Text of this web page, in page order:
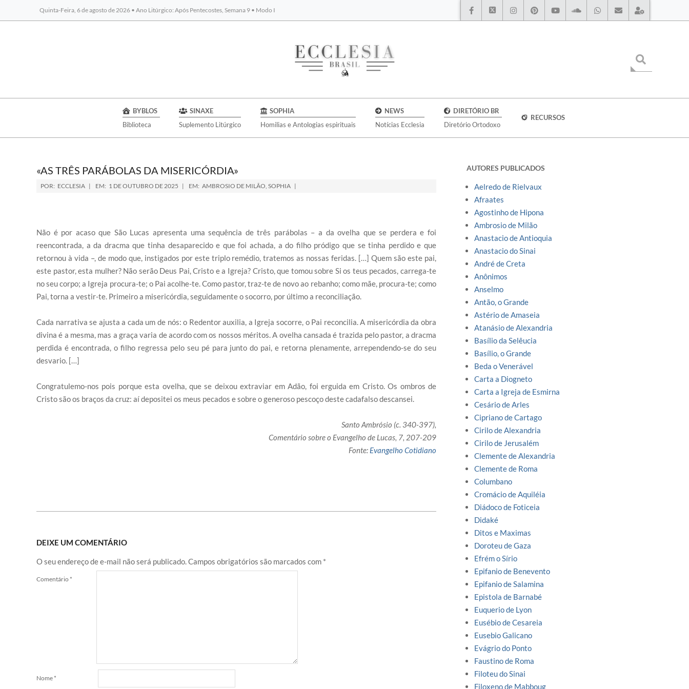
Quinta-Feira, 6 de agosto de 2026 • Ano Litúrgico: Após Pentecostes, Semana 9 • Modo I
BYBLOS
BYBLOS
Biblioteca
SINAXE
Suplemento Litúrgico
SOPHIA
Homilias e Antologias espirituais
NEWS
Notícias Ecclesia
DIRETÓRIO BR
Diretório Ortodoxo
RECURSOS
«AS TRÊS PARÁBOLAS DA MISERICÓRDIA»
POR: ECCLESIA EM: 1 DE OUTUBRO DE 2025 EM: AMBROSIO DE MILÃO, SOPHIA
Não é por acaso que São Lucas apresenta uma sequência de três parábolas – a da ovelha que se perdera e foi
reencontrada, a da dracma que tinha desaparecido e que foi achada, a do filho pródigo que se tinha perdido e que
retornou à vida –, de modo que, instigados por este triplo remédio, tratemos as nossas feridas. […] Quem são este pai,
este pastor, esta mulher? Não serão Deus Pai, Cristo e a Igreja? Cristo, que tomou sobre Si os teus pecados, carrega-te
no seu corpo; a Igreja procura-te; o Pai acolhe-te. Como pastor, traz-te de novo ao rebanho; como mãe, procura-te; como
Pai, torna a vestir-te. Primeiro a misericórdia, seguidamente o socorro, por último a reconciliação.
Cada narrativa se ajusta a cada um de nós: o Redentor auxilia, a Igreja socorre, o Pai reconcilia. A misericórdia da obra
divina é a mesma, mas a graça varia de acordo com os nossos méritos. A ovelha cansada é trazida pelo pastor, a dracma
perdida é encontrada, o filho regressa pelo seu pé para junto do pai, e retorna plenamente, arrependendo-se do seu
desvario. […]
Congratulemo-nos pois porque esta ovelha, que se deixou extraviar em Adão, foi erguida em Cristo. Os ombros de
Cristo são os braços da cruz: aí depositei os meus pecados e sobre o generoso pescoço deste cadafalso descansei.
Santo Ambrósio (c. 340-397),
Comentário sobre o Evangelho de Lucas, 7, 207-209
Fonte: Evangelho Cotidiano
DEIXE UM COMENTÁRIO
O seu endereço de e-mail não será publicado.Campos obrigatórios são marcados com *
Comentário *
Nome *
AUTORES PUBLICADOS
Aelredo de Rielvaux
Afraates
Agostinho de Hipona
Ambrosio de Milão
Anastacio de Antioquia
Anastacio do Sinai
André de Creta
Anônimos
Anselmo
Antão, o Grande
Astério de Amaseia
Atanásio de Alexandria
Basílio da Selêucia
Basílio, o Grande
Beda o Venerável
Carta a Diogneto
Carta a Igreja de Esmirna
Cesário de Arles
Cipriano de Cartago
Cirilo de Alexandria
Cirilo de Jerusalém
Clemente de Alexandria
Clemente de Roma
Columbano
Cromácio de Aquiléia
Diádoco de Foticeia
Didaké
Ditos e Maximas
Doroteu de Gaza
Efrém o Sírio
Epifanio de Benevento
Epifanio de Salamina
Epistola de Barnabé
Euquerio de Lyon
Eusébio de Cesareia
Eusebio Galicano
Evágrio do Ponto
Faustino de Roma
Filoteu do Sinai
Filoxeno de Mabboug